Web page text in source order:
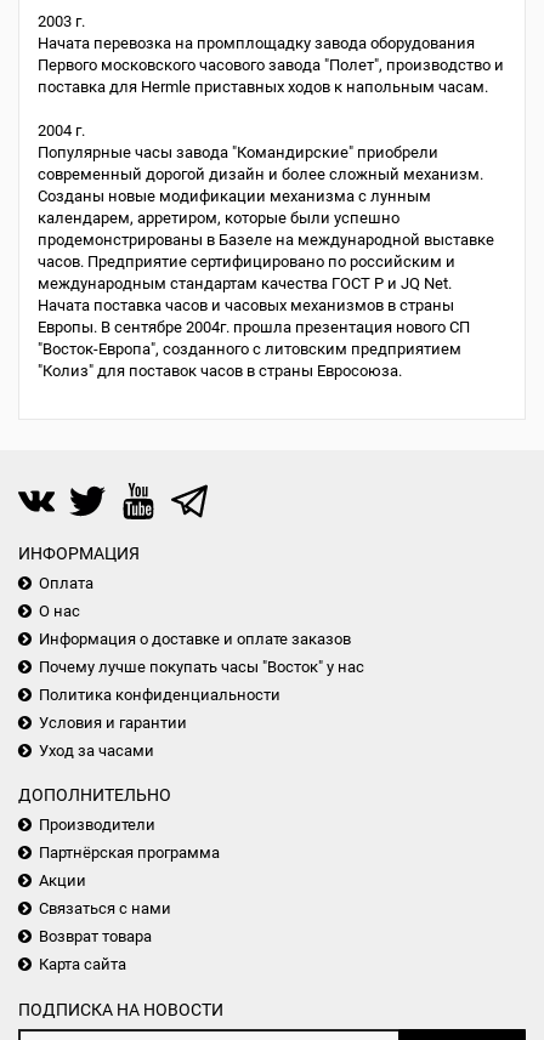
2003 г.
Начата перевозка на промплощадку завода оборудования
Первого московского часового завода "Полет", производство и
поставка для Hermle приставных ходов к напольным часам.
2004 г.
Популярные часы завода "Командирские" приобрели
современный дорогой дизайн и более сложный механизм.
Созданы новые модификации механизма с лунным
календарем, арретиром, которые были успешно
продемонстрированы в Базеле на международной выставке
часов. Предприятие сертифицировано по российским и
международным стандартам качества ГОСТ Р и JQ Net.
Начата поставка часов и часовых механизмов в страны
Европы. В сентябре 2004г. прошла презентация нового СП
"Восток-Европа", созданного с литовским предприятием
"Колиз" для поставок часов в страны Евросоюза.
ИНФОРМАЦИЯ
Оплата
О нас
Информация о доставке и оплате заказов
Почему лучше покупать часы "Восток" у нас
Политика конфиденциальности
Условия и гарантии
Уход за часами
ДОПОЛНИТЕЛЬНО
Производители
Партнёрская программа
Акции
Связаться с нами
Возврат товара
Карта сайта
ПОДПИСКА НА НОВОСТИ